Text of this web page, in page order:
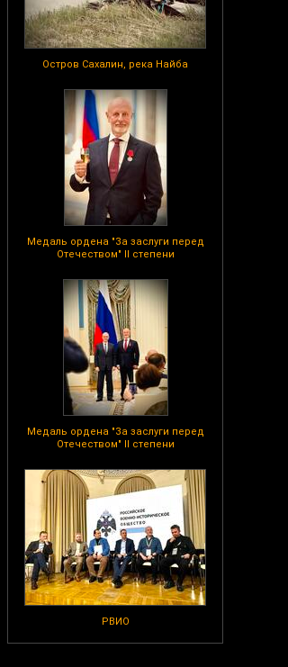
Остров Сахалин, река Найба
Медаль ордена "За заслуги перед
Отечеством" II степени
Медаль ордена "За заслуги перед
Отечеством" II степени
РВИО